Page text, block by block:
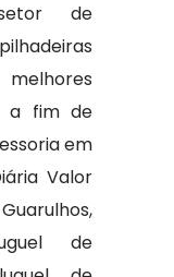
de
a fim de
em
Valor
de